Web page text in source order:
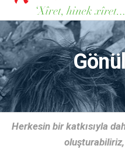
Herkesin bir katkısıyla